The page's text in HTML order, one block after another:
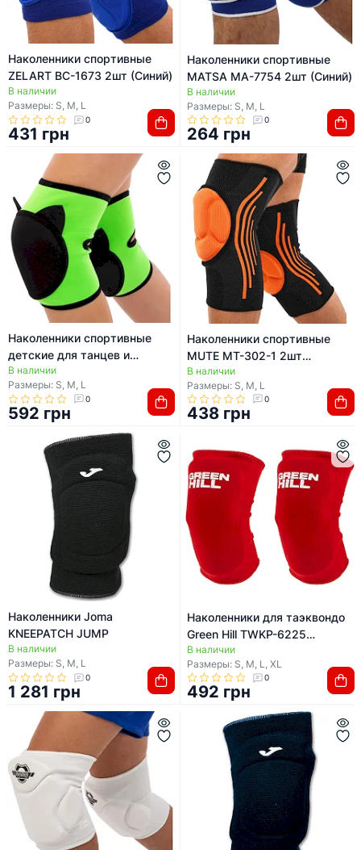
Наколенники спортивные
ZELART BC-1673 2шт (Синий)
В наличии
Размеры: S, M, L
0
431 грн
Наколенники спортивные
MATSA MA-7754 2шт (Синий)
В наличии
Размеры: S, M, L
0
264 грн
Наколенники спортивные
детские для танцев и
гимнастики Кот SP-PLANETA
GS-3998 2шт (Зеленый)
В наличии
Размеры: S, M, L
0
592 грн
Наколенники спортивные
MUTE MT-302-1 2шт
(Черный-оранжевый)
В наличии
Размеры: S, M, L
0
438 грн
Наколенники Joma
KNEEPATCH JUMP
В наличии
Размеры: S, M, L
0
1 281 грн
Наколенники для таэквондо
Green Hill TWKP-6225
(Красный)
В наличии
Размеры: S, M, L, XL
0
492 грн